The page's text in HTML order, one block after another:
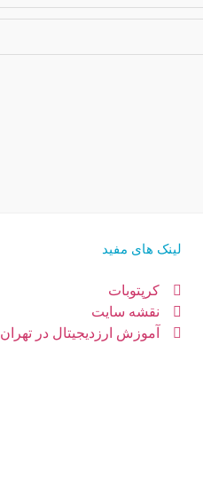
لینک های مفید
کرپتوبات
نقشه سایت
آموزش ارزدیجیتال در تهران